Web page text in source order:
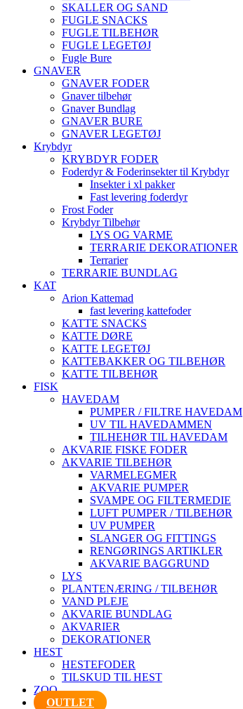
SKALLER OG SAND
FUGLE SNACKS
FUGLE TILBEHØR
FUGLE LEGETØJ
Fugle Bure
GNAVER
GNAVER FODER
Gnaver tilbehør
Gnaver Bundlag
GNAVER BURE
GNAVER LEGETØJ
Krybdyr
KRYBDYR FODER
Foderdyr & Foderinsekter til Krybdyr
Insekter i xl pakker
Fast levering foderdyr
Frost Foder
Krybdyr Tilbehør
LYS OG VARME
TERRARIE DEKORATIONER
Terrarier
TERRARIE BUNDLAG
KAT
Arion Kattemad
fast levering kattefoder
KATTE SNACKS
KATTE DØRE
KATTE LEGETØJ
KATTEBAKKER OG TILBEHØR
KATTE TILBEHØR
FISK
HAVEDAM
PUMPER / FILTRE HAVEDAM
UV TIL HAVEDAMMEN
TILHEHØR TIL HAVEDAM
AKVARIE FISKE FODER
AKVARIE TILBEHØR
VARMELEGMER
AKVARIE PUMPER
SVAMPE OG FILTERMEDIE
LUFT PUMPER / TILBEHØR
UV PUMPER
SLANGER OG FITTINGS
RENGØRINGS ARTIKLER
AKVARIE BAGGRUND
LYS
PLANTENÆRING / TILBEHØR
VAND PLEJE
AKVARIE BUNDLAG
AKVARIER
DEKORATIONER
HEST
HESTEFODER
TILSKUD TIL HEST
ZOO
OUTLET